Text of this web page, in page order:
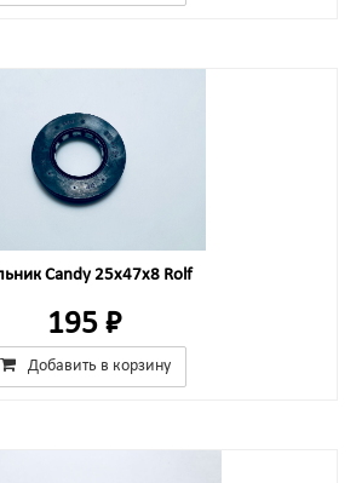
Candy 25x47x8 Rolf
195 ₽
Добавить в корзину